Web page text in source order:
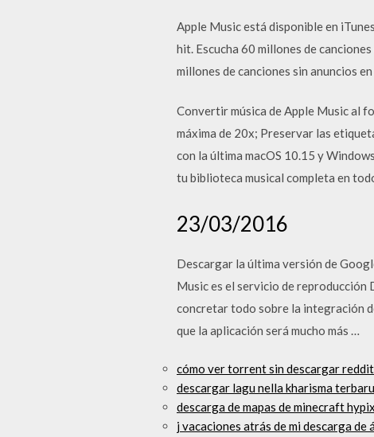
Apple Music está disponible en
hit. Escucha 60 millones de
millones de canciones sin anuncios
Convertir música de Apple Music al
máxima de 20x; Preservar las
con la última macOS 10.15 y
tu biblioteca musical completa en
23/03/2016
Descargar la última versión de
Music es el servicio de
concretar todo sobre la integración
que la aplicación será mucho más …
cómo ver torrent sin descargar reddit
descargar lagu nella kharisma
descarga de mapas de minecraft
j vacaciones atrás de mi descarga de